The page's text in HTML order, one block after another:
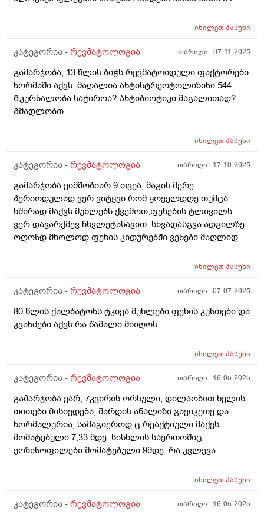
იხილეთპასუხი
კატეგორია - რევმატოლოგია თარიღი :07-11-2025
გამარჯობა, 13 წლის ბიჭს რევმატოიდული ფაქტორები
ნორმაში აქვს, მაღალია ანტისტრეოტოლიზინი 544.
Მკურნალობა საჭიროა? Ანტიბიოტიკი მაგალითად?
Გმადლობთ
იხილეთპასუხი
კატეგორია - რევმატოლოგია თარიღი : 17-10-2025
გამარჯობა.ვიმშობიარ 9 თვეა, მაგის მერე
პერიოდულად ვერ ვიტყვი რომ ყოველდღე თუმცა
ხშირად მაქვს მუხლებს ქვემოთ,ფეხების ტლივილს
ვერ დავარქმევ ჩხვლეტასავით. სხვადასგვა ადგილზე
ოღონდ მხოლოდ ფეხის კიდურებში.ვენები მაღლიდან
იხილეთპასუხი
კატეგორია - რევმატოლოგია თარიღი :07-07-2025
80 წლის ქალბატონს ტკივა მუხლები ფეხის კუნთები და
კვანძები აქვს რა წამალი მიიღოს
იხილეთპასუხი
კატეგორია - რევმატოლოგია თარიღი : 16-05-2025
გამარჯობა ვარ, 7კვირის ორსული, დილაობით ხელის
თითები მისივდება, შარდის ანალიზი გავიკეთე და
ნორმალურია, სამაგიეროდ ც რეაქტიული მაქვს
მომატებული 7,33 მდე. სისხლის საერთოშიც
ეოზინოფილები მომატებული 9მდე. რა კვლევა
იხილეთპასუხი
კატეგორია - რევმატოლოგია თარიღი : 16-05-2025